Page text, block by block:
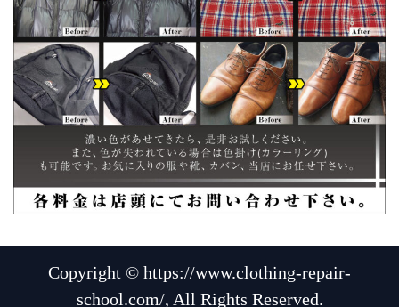
Copyright © https://www.clothing-repair-
school.com/, All Rights Reserved.